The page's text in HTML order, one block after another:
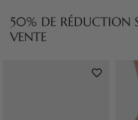
50% DE RÉDUCTION
VENTE